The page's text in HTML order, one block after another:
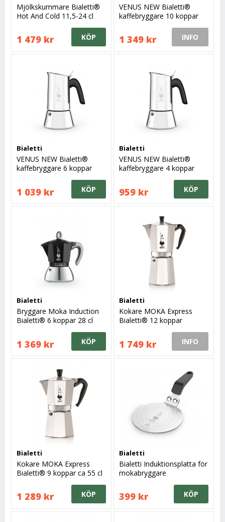
Mjölkskummare Bialetti®
Hot And Cold 11,5-24 cl
1 479 kr KÖP
VENUS NEW Bialetti®
kaffebryggare 10 koppar
1 349 kr INFO
Bialetti
VENUS NEW Bialetti®
kaffebryggare 6 koppar
1 039 kr KÖP
Bialetti
VENUS NEW Bialetti®
kaffebryggare 4 koppar
959 kr KÖP
Bialetti
Bryggare Moka Induction
Bialetti® 6 koppar 28 cl
1 369 kr KÖP
Bialetti
Kokare MOKA Express
Bialetti® 12 koppar
1 749 kr INFO
Bialetti
Kokare MOKA Express
Bialetti® 9 koppar ca 55 cl
1 289 kr KÖP
Bialetti
Bialetti Induktionsplatta för
mokabryggare
399 kr KÖP